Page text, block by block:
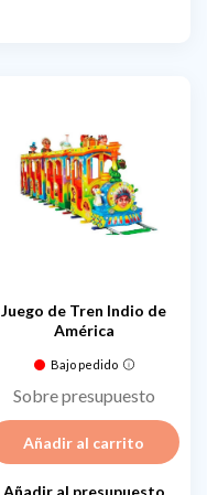
Juego de Tren Indio de
América
Bajo pedido
Sobre presupuesto
Añadir al carrito